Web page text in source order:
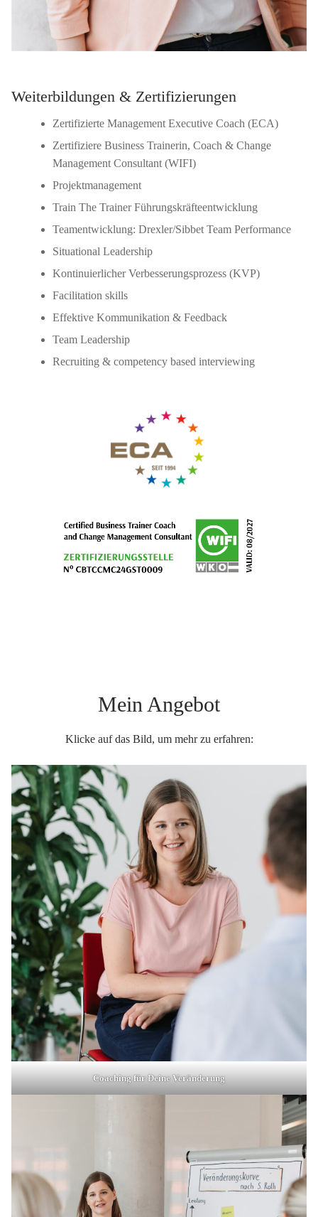
Weiterbildungen & Zertifizierungen
Zertifizierte Management Executive Coach (ECA)
Zertifiziere Business Trainerin, Coach & Change
Management Consultant (WIFI)
Projektmanagement
Train The Trainer Führungskräfteentwicklung
Teamentwicklung: Drexler/Sibbet Team Performance
Situational Leadership
Kontinuierlicher Verbesserungsprozess (KVP)
Facilitation skills
Effektive Kommunikation & Feedback
Team Leadership
Recruiting & competency based interviewing
Mein Angebot
Klicke auf das Bild, um mehr zu erfahren:
Coaching für Deine Veränderung